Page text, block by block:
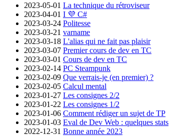
2023-05-01 La technique du rétroviseur
2023-04-01 I 💜 C#
2023-03-24 Politesse
2023-03-21 varname
2023-03-18 L'alias qui ne fait pas plaisir
2023-03-07 Premier cours de dev en TC
2023-03-01 Cours de dev en TC
2023-02-14 PC Steampunk
2023-02-09 Que verrais-je (en premier) ?
2023-02-05 Calcul mental
2023-01-27 Les consignes 2/2
2023-01-22 Les consignes 1/2
2023-01-06 Comment rédiger un sujet de TP
2023-01-03 Eval de Dev Web : quelques stats
2022-12-31 Bonne année 2023